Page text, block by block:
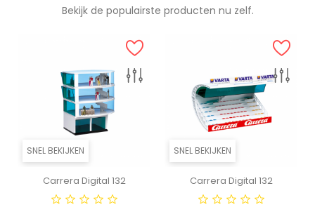
Bekijk de populairste producten nu zelf.
SNEL BEKIJKEN
Carrera Digital 132
SNEL BEKIJKEN
Carrera Digital 132